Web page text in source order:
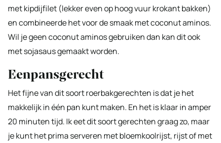
met kipdijfilet (lekker even op hoog vuur krokant bakken)
en combineerde het voor de smaak met coconut aminos.
Wil je geen coconut aminos gebruiken dan kan dit ook
met sojasaus gemaakt worden.
Eenpansgerecht
Het fijne van dit soort roerbakgerechten is dat je het
makkelijk in één pan kunt maken. En het is klaar in amper
20 minuten tijd. Ik eet dit soort gerechten graag zo, maar
je kunt het prima serveren met bloemkoolrijst, rijst of met